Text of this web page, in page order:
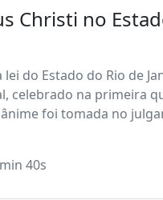
Christi no
do Estado do Rio de
celebrado na primeira
foi tomada no
40s